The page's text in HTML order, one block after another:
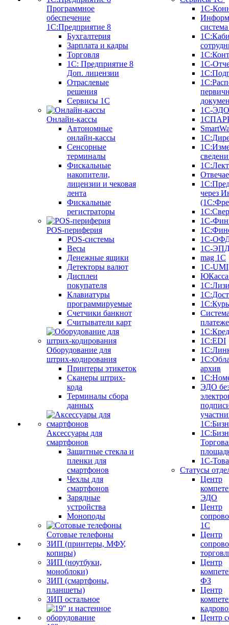
Программное
обеспечение
1С:Предприятие 8
Бухгалтерия
Зарплата и кадры
Торговля
1C: Предприятие 8
Доп. лицензии
Отраслевые
решения
Сервисы 1С
Онлайн-кассы
Автономные
онлайн-кассы
Сенсорные
терминалы
Фискальные
накопители,
лицензии и чековая
лента
Фискальные
регистраторы
POS-периферия
POS-системы
Весы
Денежные ящики
Детекторы валют
Дисплеи
покупателя
Клавиатуры
программируемые
Счетчики банкнот
Считыватели карт
Оборудование для
штрих-кодирования
Принтеры этикеток
Сканеры штрих-
кода
Терминалы сбора
данных
Аксессуары для
смартфонов
Защитные стекла и
пленки для
смартфонов
Чехлы для
смартфонов
Зарядные
устройства
Моноподы
Сотовые телефоны
ЗИП (принтеры, МФУ,
копиры)
ЗИП (ноутбуки,
моноблоки)
ЗИП (смартфоны,
планшеты)
ЗИП остальное
1С-
1С-
1С-ЭДО
через
1С-
1С-
1С-
mag 1C
1C-UMI
1С:EDI
архив
ЭДО
1С-
Статусы
Центр
ЭДО
Центр
1С
Центр
Центр
ФЗ
Центр
Центр